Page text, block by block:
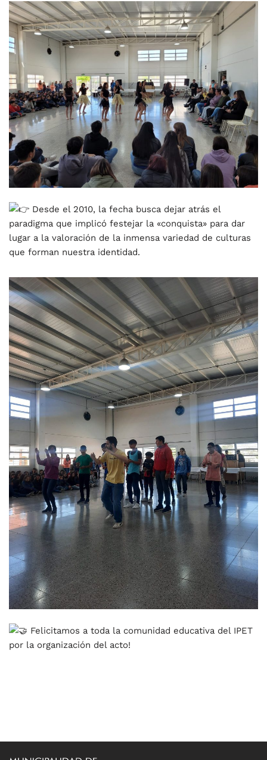
Desde el 2010, la fecha busca dejar atrás el
paradigma que implicó festejar la «conquista» para dar
lugar a la valoración de la inmensa variedad de culturas
que forman nuestra identidad.
Felicitamos a toda la comunidad educativa del IPET
por la organización del acto!